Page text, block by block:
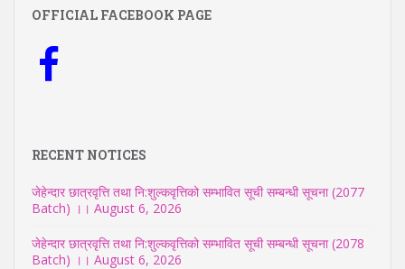
OFFICIAL FACEBOOK PAGE
RECENT NOTICES
जेहेन्दार छात्रवृत्ति तथा नि:शुल्कवृत्तिको सम्भावित सूची सम्बन्धी सूचना (2077
Batch) ।। August 6, 2026
जेहेन्दार छात्रवृत्ति तथा नि:शुल्कवृत्तिको सम्भावित सूची सम्बन्धी सूचना (2078
Batch) ।। August 6, 2026